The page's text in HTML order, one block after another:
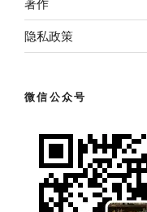
隐私政策
微信公众号